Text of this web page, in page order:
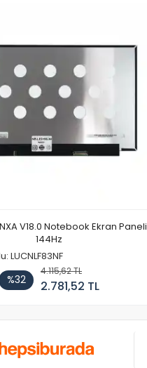
V18.0 Notebook Ekran Paneli
144Hz
LUCNLF83NF
%32
4.115,62 TL
2.781,52 TL